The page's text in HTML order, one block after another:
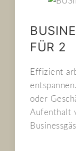
FÜR 2
Effizient
oder
Aufenthalt